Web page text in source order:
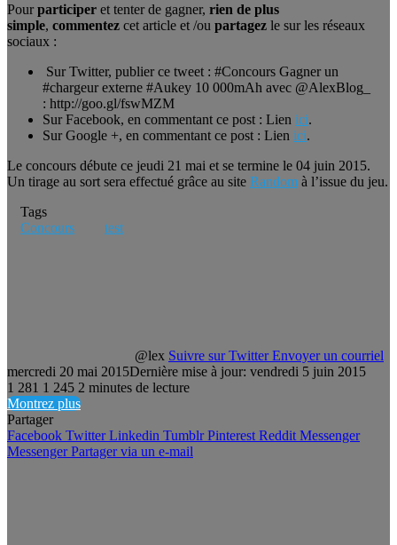
Pourparticiper et tenter de gagner, rien de plus
simple, commentez cet article et /ou partagez le sur les réseaux
sociaux :
Sur Twitter, publier ce tweet : #Concours Gagner un
#chargeur externe #Aukey 10 000mAh avec @AlexBlog_
: http://goo.gl/fswMZM
Sur Facebook, en commentant ce post : Lien ici.
Sur Google +, en commentant ce post : Lien ici.
Le concours débute ce jeudi 21 mai et se termine le 04 juin 2015.
Un tirage au sort sera effectué grâce au site Random à l’issue du jeu.
Tags
Concours
test
@lex Suivre sur Twitter Envoyer un courriel
mercredi 20 mai 2015Dernière mise à jour: vendredi 5 juin 2015
1 281 1 245 2 minutes de lecture
Montrez plus
Partager
Facebook Twitter Linkedin Tumblr Pinterest Reddit Messenger
Messenger Partager via un e-mail